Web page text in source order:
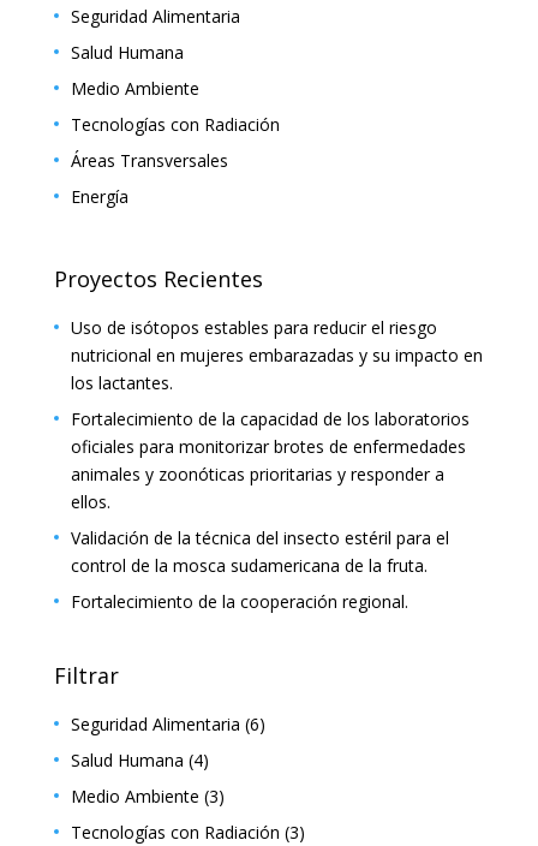
Seguridad Alimentaria
Salud Humana
Medio Ambiente
Tecnologías con Radiación
Áreas Transversales
Energía
Proyectos Recientes
Uso de isótopos estables para reducir el riesgo
nutricional en mujeres embarazadas y su impacto en
los lactantes.
Fortalecimiento de la capacidad de los laboratorios
oficiales para monitorizar brotes de enfermedades
animales y zoonóticas prioritarias y responder a
ellos.
Validación de la técnica del insecto estéril para el
control de la mosca sudamericana de la fruta.
Fortalecimiento de la cooperación regional.
Filtrar
Seguridad Alimentaria (6)
Salud Humana (4)
Medio Ambiente (3)
Tecnologías con Radiación (3)